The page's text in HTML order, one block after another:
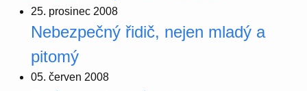
25. prosinec 2008
Nebezpečný řidič, nejen mladý a
pitomý
05. červen 2008